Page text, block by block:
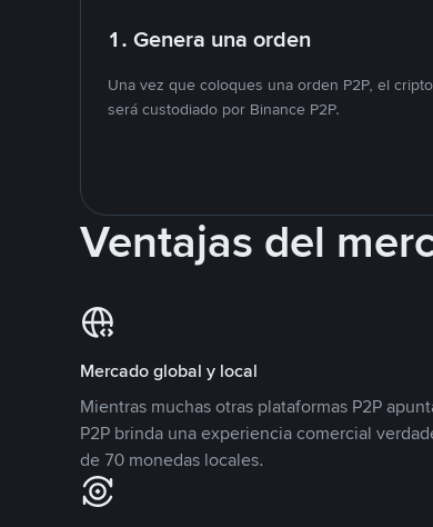
1. Genera una orden
Una vez que coloques una orden P2P, el
será custodiado por Binance P2P.
Ventajas del
Mercado global y local
Mientras muchas otras plataformas P2P
P2P brinda una experiencia comercial
de 70 monedas locales.